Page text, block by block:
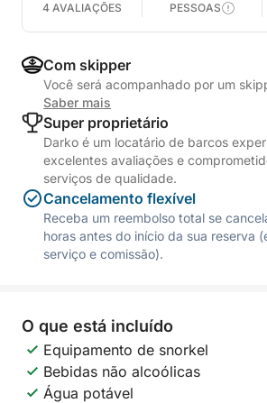
4 AVALIAÇÕES PESSOAS
Com skipper
Você será acompanhado por um
Saber mais
Super proprietário
Darko é um locatário de barcos
excelentes avaliações e
serviços de qualidade.
Cancelamento flexível
Receba um reembolso total se
horas antes do início da sua reserva
serviço e comissão).
O que está incluído
Equipamento de snorkel
Bebidas não alcoólicas
Água potável